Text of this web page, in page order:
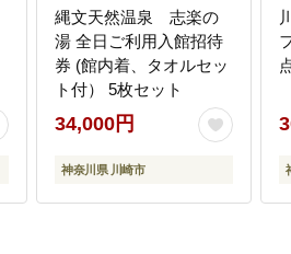
縄文天然温泉 志楽の
湯 全日ご利用入館招待
券 (館内着、タオルセッ
ト付） 5枚セット
34,000円
神奈川県 川崎市